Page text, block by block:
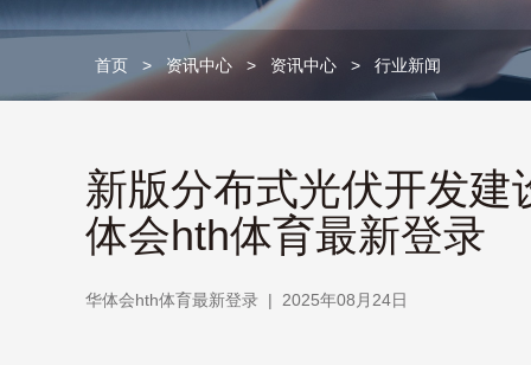
首页 > 资讯中心 > 资讯中心 > 行业新闻
新版分布式光伏开发
体会hth体育最新登录
华体会hth体育最新登录 | 2025年08月24日